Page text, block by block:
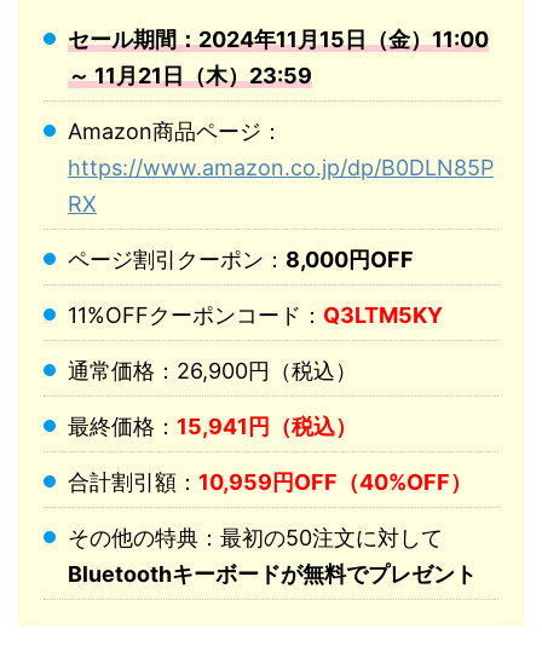
セール期間：2024年11月15日（金）11:00
～ 11月21日（木）23:59
Amazon商品ページ：
https://www.amazon.co.jp/dp/B0DLN85P
RX
ページ割引クーポン： 8,000円OFF
11%OFFクーポンコード： Q3LTM5KY
通常価格：26,900円（税込）
最終価格： 15,941円（税込）
合計割引額： 10,959円OFF（40%OFF）
その他の特典：最初の50注文に対して
Bluetoothキーボードが無料でプレゼント